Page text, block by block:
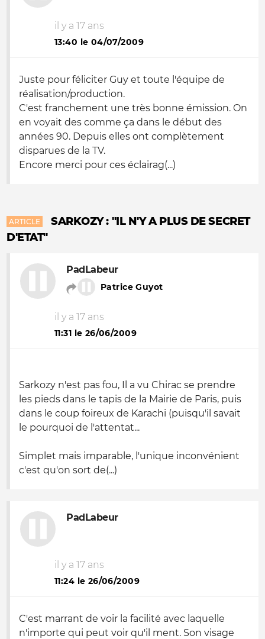
il y a 17 ans
13:40 le 04/07/2009
Juste pour féliciter Guy et toute l'équipe de
réalisation/production.
C'est franchement une très bonne émission. On
en voyait des comme ça dans le début des
années 90. Depuis elles ont complètement
disparues de la TV.
Encore merci pour ces éclairag(...)
ARTICLE
SARKOZY : "IL N'Y A PLUS DE SECRET
D'ETAT"
PadLabeur
Patrice Guyot
il y a 17 ans
11:31 le 26/06/2009
Sarkozy n'est pas fou, Il a vu Chirac se prendre
les pieds dans le tapis de la Mairie de Paris, puis
dans le coup foireux de Karachi (puisqu'il savait
le pourquoi de l'attentat...
Simplet mais imparable, l'unique inconvénient
c'est qu'on sort de(...)
PadLabeur
il y a 17 ans
11:24 le 26/06/2009
C'est marrant de voir la facilité avec laquelle
n'importe qui peut voir qu'il ment. Son visage